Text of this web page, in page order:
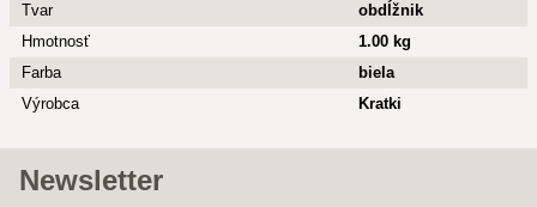
Tvar
obdĺžnik
Hmotnosť
1.00 kg
Farba
biela
Výrobca
Kratki
Newsletter